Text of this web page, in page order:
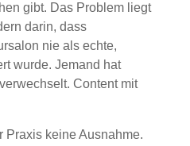
gibt. Das Problem liegt
darin, dass
nie als echte,
wurde. Jemand hat
Content mit
Praxis keine Ausnahme.